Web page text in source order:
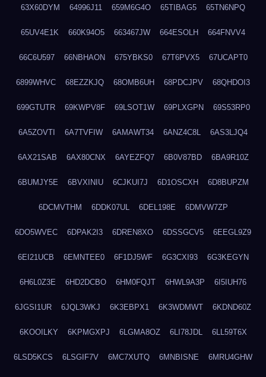
63X60DYM 64996J11 659M6G4O 65TIBAG5 65TN6NPQ
65UV4E1K 660K94O5 663467JW 664ESOLH 664FNVV4
66C6U597 66NBHAON 675YBKS0 67T6PVX5 67UCAPT0
6899WHVC 68EZZKJQ 68OMB6UH 68PDCJPV 68QHDOI3
699GTUTR 69KWPV8F 69LSOT1W 69PLXGPN 69S53RP0
6A5ZOVTI 6A7TVFIW 6AMAWT34 6ANZ4C8L 6AS3LJQ4
6AX21SAB 6AX80CNX 6AYEZFQ7 6B0V87BD 6BA9R10Z
6BUMJY5E 6BVXINIU 6CJKUI7J 6D1OSCXH 6D8BUPZM
6DCMVTHM 6DDK07UL 6DEL198E 6DMVW7ZP
6DO5WVEC 6DPAK2I3 6DREN8XO 6DSSGCV5 6EEGL9Z9
6EI21UCB 6EMNTEE0 6F1DJ5WF 6G3CXI93 6G3KEGYN
6H6L0Z3E 6HD2DCBO 6HM0FQJT 6HWL9A3P 6I5IUH76
6JGSI1UR 6JQL3WKJ 6K3EBPX1 6K3WDMWT 6KDND60Z
6KOOILKY 6KPMGXPJ 6LGMA8OZ 6LI78JDL 6LL59T6X
6LSD5KCS 6LSGIF7V 6MC7XUTQ 6MNBISNE 6MRU4GHW